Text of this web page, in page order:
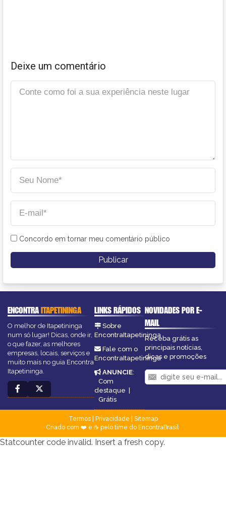
Deixe um comentário
Concordo em tornar meu comentário público
ENCONTRAITAPETININGA
O melhor de Itapetininga
num só lugar! Dicas, onde ir,
o que fazer, as melhores
empresas, locais, serviços e
muito mais no guia Encontra
Itapetininga.
LINKS RÁPIDOS
Sobre
EncontraItapetininga
Fale com o
EncontraItapetininga
ANUNCIE:
Com
destaque |
Grátis
NOVIDADES POR E-
MAIL
Receba grátis as
principais notícias,
dicas e promoções
Termos| Privacidade
Sitemap
Criado com ❤️ e ☕ pelo time do EncontraBrasil
Statcounter code invalid. Insert a fresh copy.